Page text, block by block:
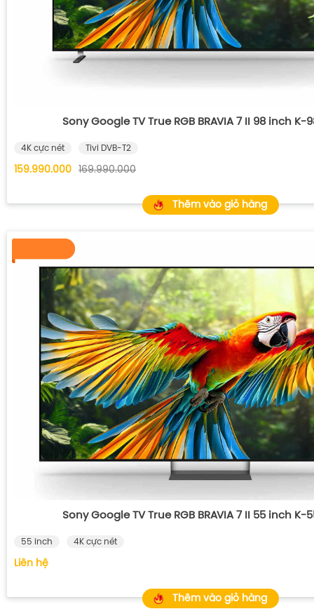
Sony Google TV True RGB BRAVIA 7 II 98 inch K-
4K cực nét Tivi DVB-T2
159.990.000 169.990.000
Thêm vào giỏ hàng
Sony Google TV True RGB BRAVIA 7 II 55 inch K-
55 inch 4K cực nét
Liên hệ
Thêm vào giỏ hàng